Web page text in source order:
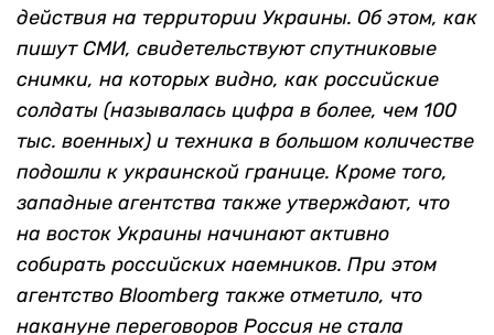
действия на территории Украины. Об этом, как
пишут СМИ, свидетельствуют спутниковые
снимки, на которых видно, как российские
солдаты (называлась цифра в более, чем 100
тыс. военных) и техника в большом количестве
подошли к украинской границе. Кроме того,
западные агентства также утверждают, что
на восток Украины начинают активно
собирать российских наемников. При этом
агентство Bloomberg также отметило, что
накануне переговоров Россия не стала